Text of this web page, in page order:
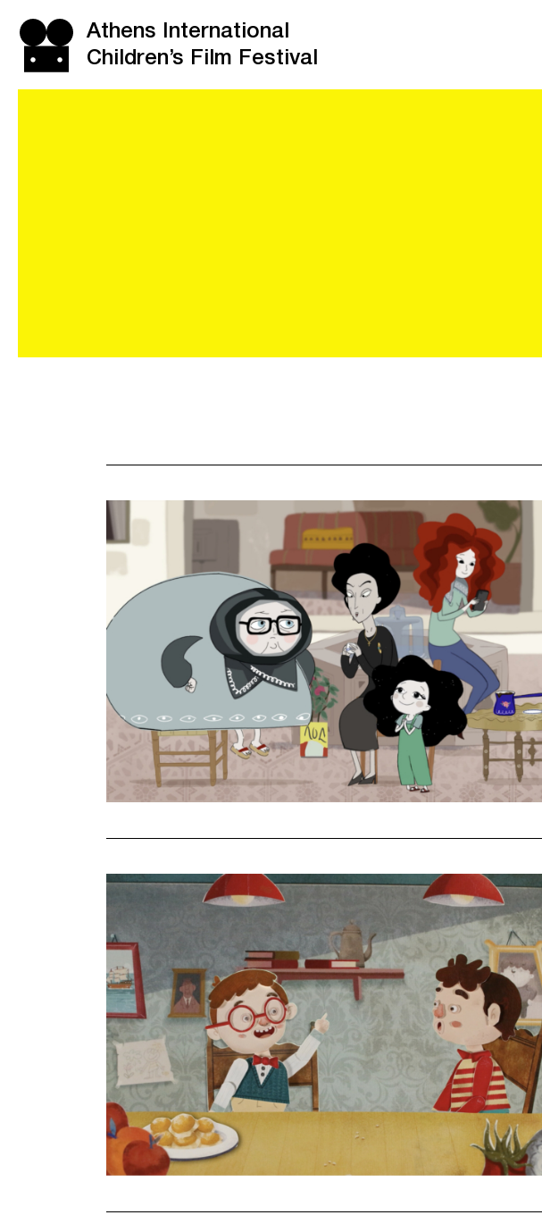
Athens International
Children’s Film Festival